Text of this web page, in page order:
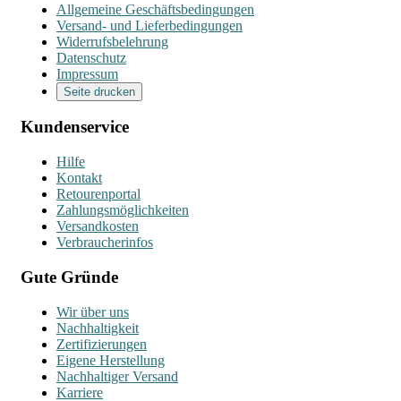
Allgemeine Geschäftsbedingungen
Versand- und Lieferbedingungen
Widerrufsbelehrung
Datenschutz
Impressum
Seite drucken
Kundenservice
Hilfe
Kontakt
Retourenportal
Zahlungsmöglichkeiten
Versandkosten
Verbraucherinfos
Gute Gründe
Wir über uns
Nachhaltigkeit
Zertifizierungen
Eigene Herstellung
Nachhaltiger Versand
Karriere